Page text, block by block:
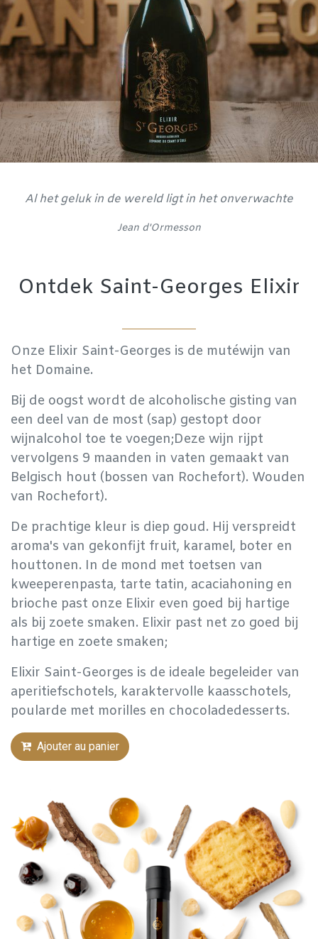
Al het geluk in de wereld ligt in het onverwachte
Jean d'Ormesson
Ontdek Saint-Georges Elixir
Onze Elixir Saint-Georges is de mutéwijn van
het Domaine.
Bij de oogst wordt de alcoholische gisting van
een deel van de most (sap) gestopt door
wijnalcohol toe te voegen;Deze wijn rijpt
vervolgens 9 maanden in vaten gemaakt van
Belgisch hout (bossen van Rochefort). Wouden
van Rochefort).
De prachtige kleur is diep goud. Hij verspreidt
aroma's van gekonfijt fruit, karamel, boter en
houttonen. In de mond met toetsen van
kweeperenpasta, tarte tatin, acaciahoning en
brioche past onze Elixir even goed bij hartige
als bij zoete smaken. Elixir past net zo goed bij
hartige en zoete smaken;
Elixir Saint-Georges is de ideale begeleider van
aperitiefschotels, karaktervolle kaasschotels,
poularde met morilles en chocoladedesserts.
Ajouter au panier